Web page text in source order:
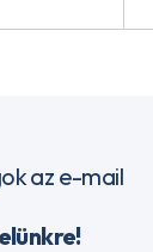
az e-mail